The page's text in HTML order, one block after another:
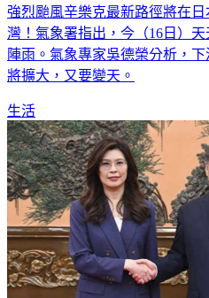
強烈颱風辛樂克最新路徑將在
灣！氣象署指出，今（16日）
陣雨。氣象專家吳德榮分析，
將擴大，又要變天。
生活